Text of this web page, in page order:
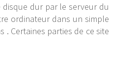
dur par le serveur du
ordinateur dans un simple
Certaines parties de ce site